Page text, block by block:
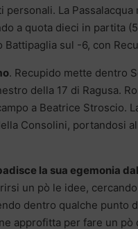
La
a quota dieci in partita
sul -6, con
. Recupido mette dentro
della 17 di Ragusa.
a Beatrice Stroscio.
Consolini, portandosi
la sua egemonia
un pò le idee,
dentro qualche punto
approfitta per fare un pò